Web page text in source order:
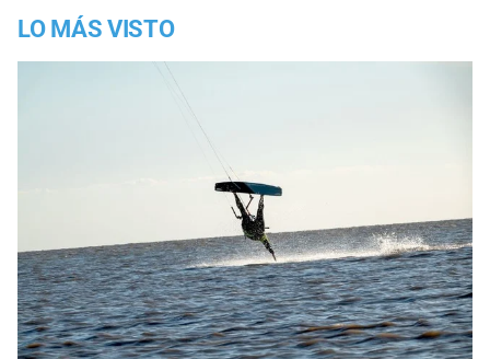
LO MÁS VISTO